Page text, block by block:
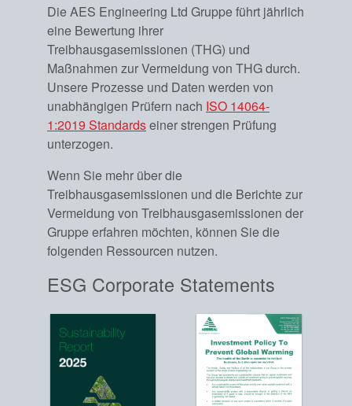
Die AES Engineering Ltd Gruppe führt jährlich
eine Bewertung ihrer
Treibhausgasemissionen (THG) und
Maßnahmen zur Vermeidung von THG durch.
Unsere Prozesse und Daten werden von
unabhängigen Prüfern nach ISO 14064-
1:2019 Standardseiner strengen Prüfung
unterzogen.
Wenn Sie mehr über die
Treibhausgasemissionen und die Berichte zur
Vermeidung von Treibhausgasemissionen der
Gruppe erfahren möchten, können Sie die
folgenden Ressourcen nutzen.
ESG Corporate Statements